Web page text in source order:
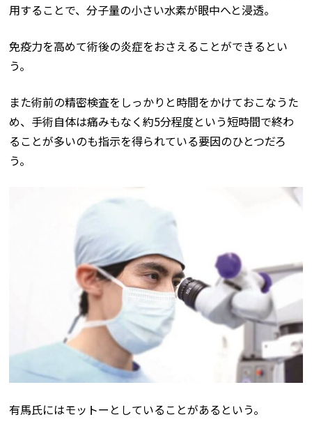
用することで、分子量の小さい水素が眼中へと浸透。
免疫力を高めて術後の炎症をおさえることができるとい
う。
また術前の精密検査をしっかりと時間をかけておこなうた
め、手術自体は痛みもなく約5分程度という短時間で終わ
ることが多いのも指示を得られている要因のひとつだろ
う。
有馬氏にはモットーとしていることがあるという。